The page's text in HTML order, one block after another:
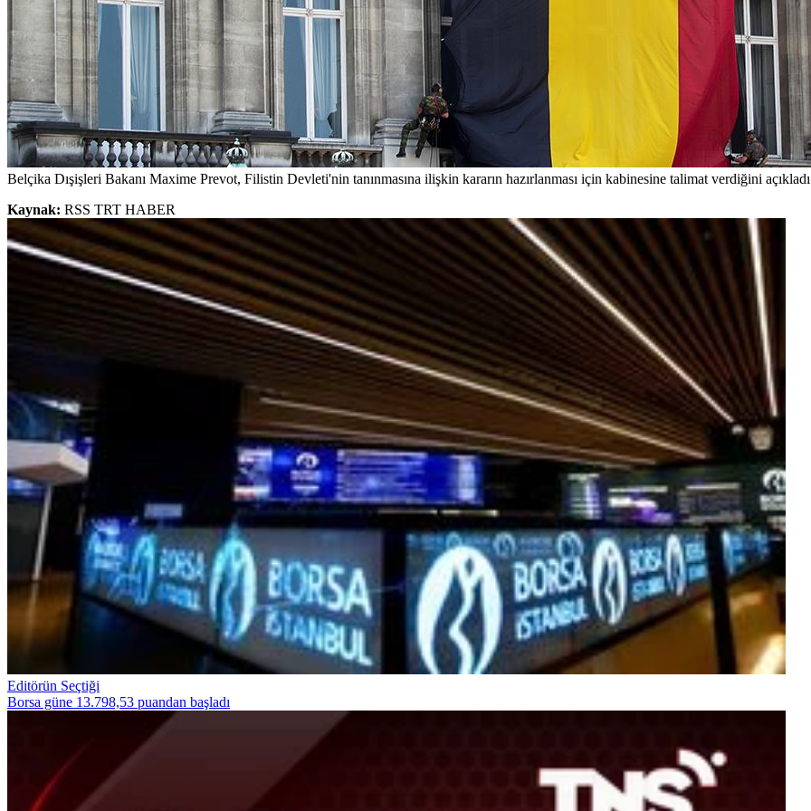
Belçika Dışişleri Bakanı Maxime Prevot, Filistin Devleti'nin tanınmasına ilişkin kararın hazırlanması için kabinesine talimat verdiğini
Kaynak: RSS TRT HABER
Editörün Seçtiği
Borsa güne 13.798,53 puandan başladı